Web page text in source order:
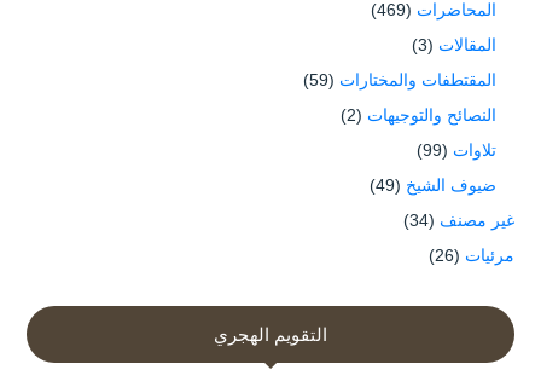
المحاضرات (469)
المقالات (3)
المقتطفات والمختارات (59)
النصائح والتوجيهات (2)
تلاوات (99)
ضيوف الشيخ (49)
غير مصنف (34)
مرئيات (26)
التقويم الهجري